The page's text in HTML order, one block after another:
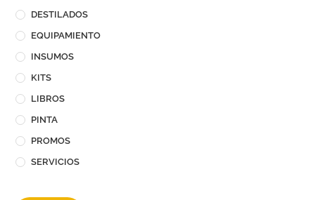
DESTILADOS
EQUIPAMIENTO
INSUMOS
KITS
LIBROS
PINTA
PROMOS
SERVICIOS